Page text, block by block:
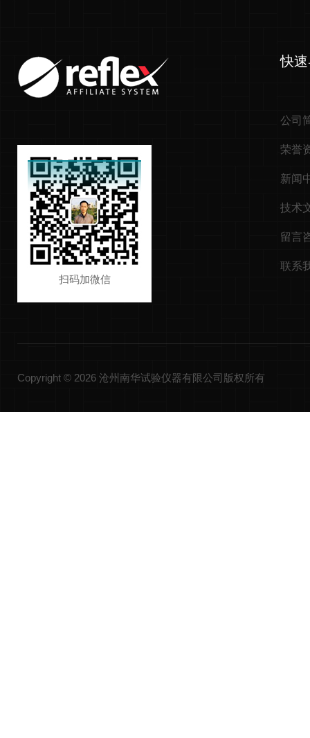
扫码加微信
快
公司
荣誉
新闻
技术
留言
联系
Copyright © 2026 沧州南华试验仪器有限公司版权所有